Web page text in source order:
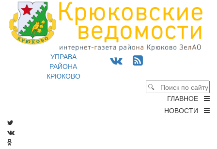
УПРАВА
РАЙОНА
КРЮКОВО
ГЛАВНОЕ
НОВОСТИ